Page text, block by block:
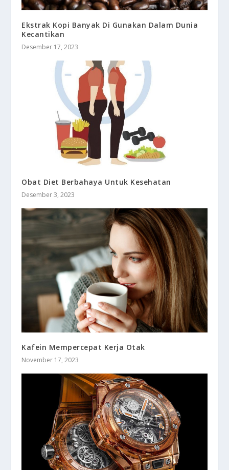
Ekstrak Kopi Banyak Di Gunakan Dalam Dunia
Kecantikan
Desember 17, 2023
Obat Diet Berbahaya Untuk Kesehatan
Desember 3, 2023
Kafein Mempercepat Kerja Otak
November 17, 2023